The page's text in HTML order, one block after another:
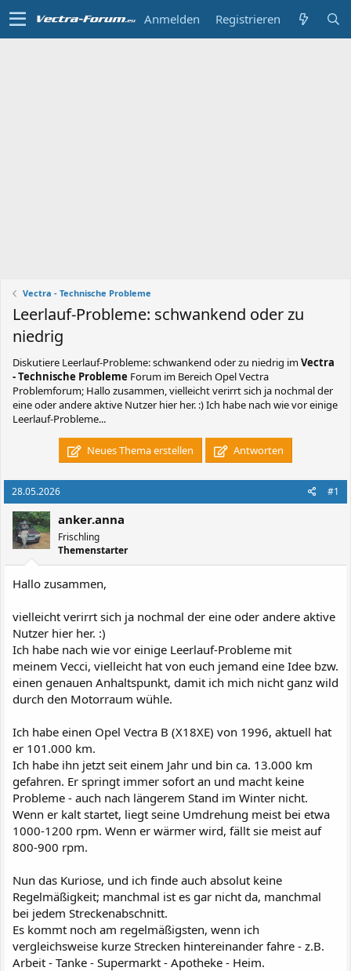
Anmelden Registrieren
Vectra - Technische Probleme
Leerlauf-Probleme: schwankend oder zu
niedrig
Diskutiere Leerlauf-Probleme: schwankend oder zu niedrig imVectra
- Technische Probleme Forum im Bereich Opel Vectra
Problemforum; Hallo zusammen, vielleicht verirrt sich ja nochmal der
eine oder andere aktive Nutzer hier her. :) Ich habe nach wie vor einige
Leerlauf-Probleme...
Neues Thema erstellen Antworten
28.05.2026 #1
anker.anna
Frischling
Themenstarter
Hallo zusammen,
vielleicht verirrt sich ja nochmal der eine oder andere aktive
Nutzer hier her. :)
Ich habe nach wie vor einige Leerlauf-Probleme mit
meinem Vecci, vielleicht hat von euch jemand eine Idee bzw.
einen genauen Anhaltspunkt, damit ich mich nicht ganz wild
durch den Motorraum wühle.
Ich habe einen Opel Vectra B (X18XE) von 1996, aktuell hat
er 101.000 km.
Ich habe ihn jetzt seit einem Jahr und bin ca. 13.000 km
gefahren. Er springt immer sofort an und macht keine
Probleme - auch nach längerem Stand im Winter nicht.
Wenn er kalt startet, liegt seine Umdrehung meist bei etwa
1000-1200 rpm. Wenn er wärmer wird, fällt sie meist auf
800-900 rpm.
Nun das Kuriose, und ich finde auch absolut keine
Regelmäßigkeit; manchmal ist es gar nicht da, manchmal
bei jedem Streckenabschnitt.
Es kommt noch am regelmäßigsten, wenn ich
vergleichsweise kurze Strecken hintereinander fahre - z.B.
Arbeit - Tanke - Supermarkt - Apotheke - Heim.